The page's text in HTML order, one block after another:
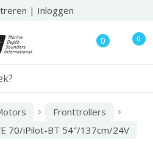
| Inloggen
0 0
Fronttrollers
70/iPilot-BT 54″/137cm/24V